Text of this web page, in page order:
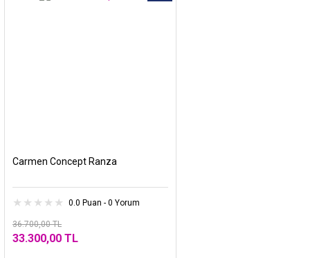
Carmen Concept Ranza
0.0 Puan - 0 Yorum
36.700,00 TL
33.300,00 TL